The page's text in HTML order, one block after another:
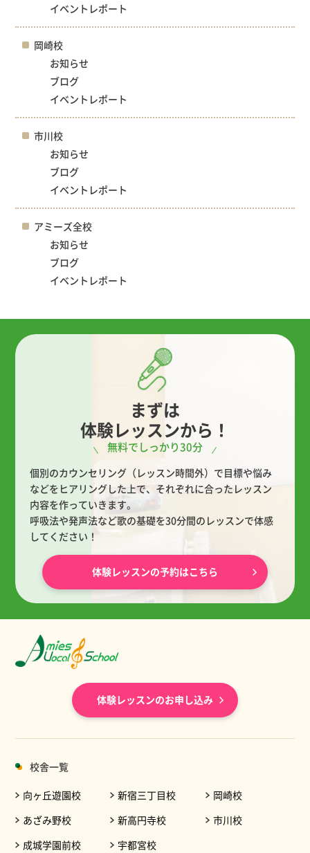
イベントレポート
岡崎校
お知らせ
ブログ
イベントレポート
市川校
お知らせ
ブログ
イベントレポート
アミーズ全校
お知らせ
ブログ
イベントレポート
まずは
体験レッスンから！
無料でしっかり30分
個別のカウンセリング（レッスン時間外）で目標や悩み
などをヒアリングした上で、 それぞれに合ったレッスン
内容を作っていきます。
呼吸法や発声法など歌の基礎を30分間のレッスンで体感
してください！
体験レッスンの予約はこちら
体験レッスンのお申し込み
校舎一覧
向ヶ丘遊園校
あざみ野校
成城学園前校
新宿三丁目校
新高円寺校
宇都宮校
岡崎校
市川校